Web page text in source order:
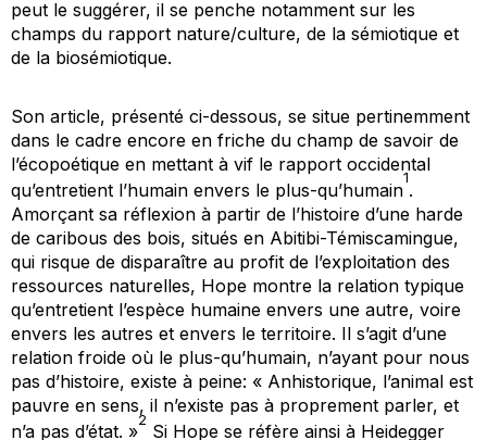
peut le suggérer, il se penche notamment sur les
champs du rapport nature/culture, de la sémiotique et
de la biosémiotique.
Son article, présenté ci-dessous, se situe pertinemment
dans le cadre encore en friche du champ de savoir de
l’écopoétique en mettant à vif le rapport occidental
qu’entretient l’humain envers le plus-qu’humain
1
.
Amorçant sa réflexion à partir de l’histoire d’une harde
de caribous des bois, situés en Abitibi-Témiscamingue,
qui risque de disparaître au profit de l’exploitation des
ressources naturelles, Hope montre la relation typique
qu’entretient l’espèce humaine envers une autre, voire
envers les autres et envers le territoire. Il s’agit d’une
relation froide où le plus-qu’humain, n’ayant pour nous
pas d’histoire, existe à peine: « Anhistorique, l’animal est
pauvre en sens, il n’existe pas à proprement parler, et
n’a pas d’état. »
2
Si Hope se réfère ainsi à Heidegger